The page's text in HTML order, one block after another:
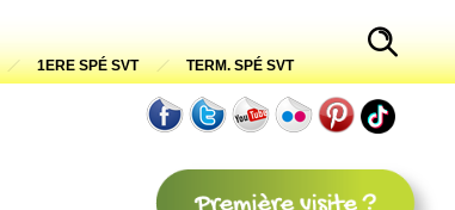
1ERE SPÉ SVT TERM. SPÉ SVT